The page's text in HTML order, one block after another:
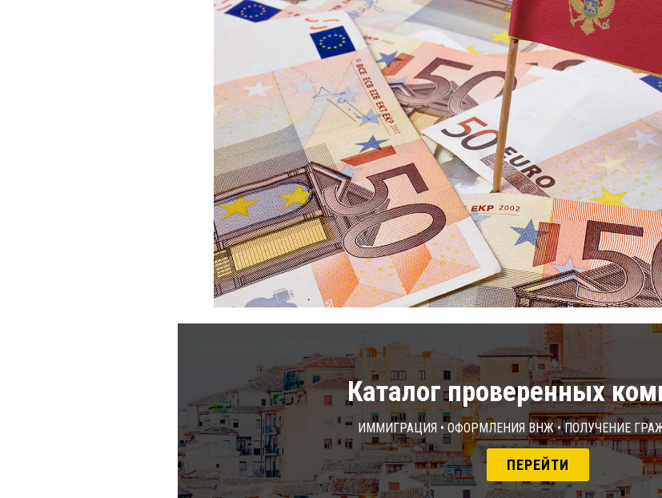
Каталог проверенных
Иммиграция • Оформления ВНЖ • Получение
ПЕРЕЙТИ